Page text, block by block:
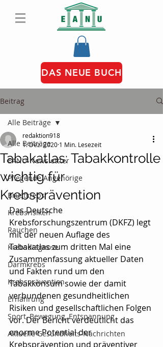
DAS NEUE BUCH
Beitrag
Alle Beiträge
EANU-Newslettter
Pflegende Angehörige
Brustkrebs
Krebsrisiken
Rauchen
Krebsdiagnose
Darmkrebs
Krebsprävention
Ernährung
Sport, Bewegung, Entspannung
Aktuelle Gesundheits-Nachrichten
Alle Beiträge
Tabakatlas: Tabakkontrolle
wichtig für
Krebsprävention
redaktion918
1. Dez. 2020 1 Min. Lesezeit
Das Deutsche
Krebsforschungszentrum (DKFZ) legt
mit der neuen Auflage des
Tabakatlas zum dritten Mal eine
Zusammenfassung aktueller Daten
und Fakten rund um den
Tabakkonsum sowie der damit
verbundenen gesundheitlichen
Risiken und gesellschaftlichen Folgen
vor. Der Bericht verdeutlicht das
enorme Potential der
Krebsprävention und präventiver